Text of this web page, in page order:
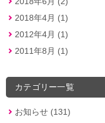
2018年4月 (1)
2012年4月 (1)
2011年8月 (1)
カテゴリー一覧
お知らせ (131)